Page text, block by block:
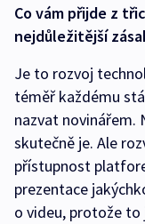
Co vám přijde z
nejdůležitější
Je to rozvoj
téměř každému
nazvat novinářem.
skutečně je. Ale
přístupnost
prezentace
o videu, protože to